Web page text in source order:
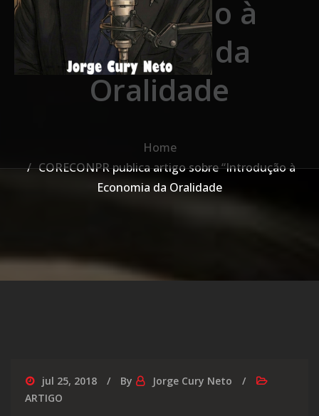
“Introdução à
Economia da
Oralidade
Home
CORECONPR publica artigo sobre “Introdução à
Economia da Oralidade
jul 25, 2018 By
Jorge Cury Neto
ARTIGO